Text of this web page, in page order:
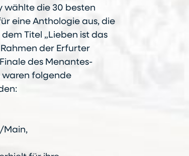
wählte die 30 besten
eine Anthologie aus, die
Titel „Lieben ist das
der Erfurter
des Menantes-
waren folgende
Main,